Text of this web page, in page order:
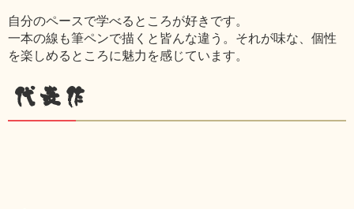
自分のペースで学べるところが好きです。
一本の線も筆ペンで描くと皆んな違う。それが味な、個性
を楽しめるところに魅力を感じています。
代表作